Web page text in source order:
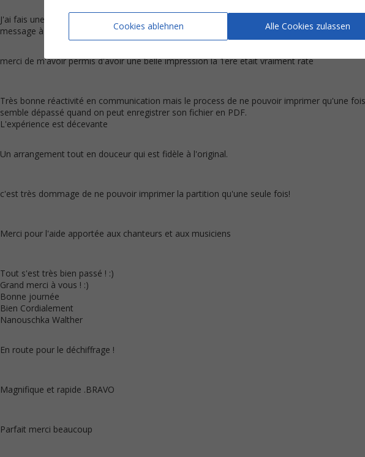
J'ai fais une petite bétise pour l'imprimer au départ, impossible donc de réimprimer la
message à l'assistance qui à tout arrangé de suite ! Au top :D
merci de m'avoir permis d'avoir une belle impression la 1ere était vraiment râté
Très bonne réactivité en communication mais le process de ne pouvoir imprimer qu'une
semble dépassé quand on peut enregistrer son fichier en PDF.
L'expérience est décevante
Un arrangement tout en douceur qui est fidèle à l'original.
c'est très dommage de ne pouvoir imprimer la partition qu'une seule fois!
Merci pour l'aide apportée aux chanteurs et aux musiciens
Tout s'est très bien passé ! :)
Grand merci à vous ! :)
Bonne journée
Bien Cordialement
Nanouschka Walther
En route pour le déchiffrage !
Magnifique et rapide .BRAVO
Parfait merci beaucoup
Cookies ablehnen Alle Cookies zulassen